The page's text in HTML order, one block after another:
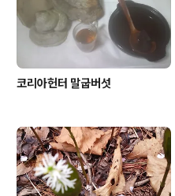
코리아헌터 말굽버섯